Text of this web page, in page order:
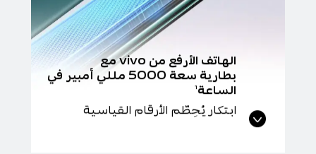
الهاتف الأرفع من vivo مع
بطارية سعة 5000 مللي أمبير في
الساعة1
ابتكار يُحطِّم الأرقام القياسية